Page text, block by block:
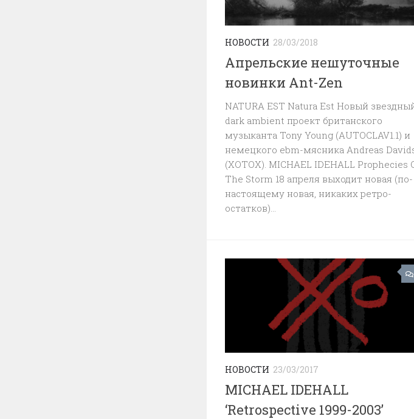
НОВОСТИ 28/03/2018
Апрельские нешуточные
новинки Ant-Zen
NATURA EST Natura Est Новый
dark ambient проект британского
музыканта Tony Young (AUTOCLAV1.1) и
немецкого ebm-мясника Andreas
(XOTOX). MICHAEL IDEHALL Prophecies
The Storm 18 апреля выходит новая (по-
настоящему новая, никаких ретро-
остатков)...
НОВОСТИ 23/03/2017
MICHAEL IDEHALL
‘Retrospective 1999-2003’